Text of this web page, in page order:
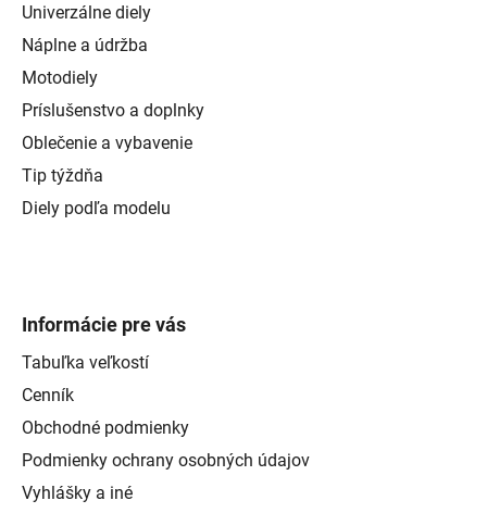
Univerzálne diely
Náplne a údržba
Motodiely
Príslušenstvo a doplnky
Oblečenie a vybavenie
Tip týždňa
Diely podľa modelu
Informácie pre vás
Tabuľka veľkostí
Cenník
Obchodné podmienky
Podmienky ochrany osobných údajov
Vyhlášky a iné